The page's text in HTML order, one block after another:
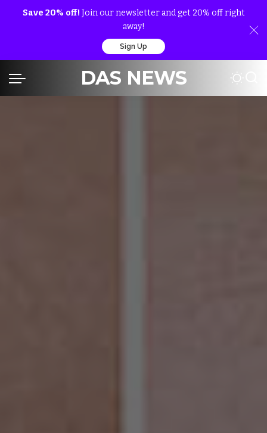
Save 20% off! Join our newsletter and get 20% off right
away!
Sign Up
DAS NEWS